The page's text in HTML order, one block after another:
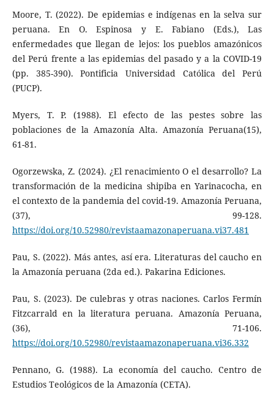
Moore, T. (2022). De epidemias e indígenas en la selva sur
peruana. En O. Espinosa y E. Fabiano (Eds.), Las
enfermedades que llegan de lejos: los pueblos amazónicos
del Perú frente a las epidemias del pasado y a la COVID-19
(pp. 385-390). Pontificia Universidad Católica del Perú
(PUCP).
Myers, T. P. (1988). El efecto de las pestes sobre las
poblaciones de la Amazonía Alta. Amazonía Peruana(15),
61-81.
Ogorzewska, Z. (2024). ¿El renacimiento O el desarrollo? La
transformación de la medicina shipiba en Yarinacocha, en
el contexto de la pandemia del covid-19. Amazonía Peruana,
(37), 99-128.
https://doi.org/10.52980/revistaamazonaperuana.vi37.481
Pau, S. (2022). Más antes, así era. Literaturas del caucho en
la Amazonía peruana (2da ed.). Pakarina Ediciones.
Pau, S. (2023). De culebras y otras naciones. Carlos Fermín
Fitzcarrald en la literatura peruana. Amazonía Peruana,
(36), 71-106.
https://doi.org/10.52980/revistaamazonaperuana.vi36.332
Pennano, G. (1988). La economía del caucho. Centro de
Estudios Teológicos de la Amazonía (CETA).